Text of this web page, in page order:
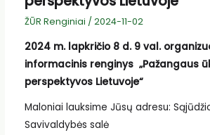
ŽŪR Renginiai / 2024-11-02
2024 m. lapkričio 8 d. 9 val.
informacinis renginys „Pažangaus
perspektyvos Lietuvoje“
Maloniai lauksime Jūsų adresu:
Savivaldybės salė